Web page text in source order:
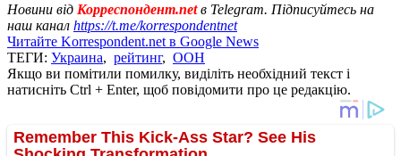
Новини від Корреспондент.netв Telegram. Підписуйтесь на
наш канал https://t.me/korrespondentnet
Читайте Korrespondent.net в Google News
ТЕГИ: Украина, рейтинг, ООН
Якщо ви помітили помилку, виділіть необхідний текст і
натисніть Ctrl + Enter, щоб повідомити про це редакцію.